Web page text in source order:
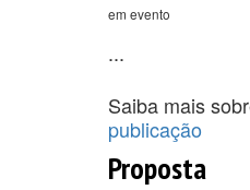
em evento
...
Saiba mais
publicação
Proposta